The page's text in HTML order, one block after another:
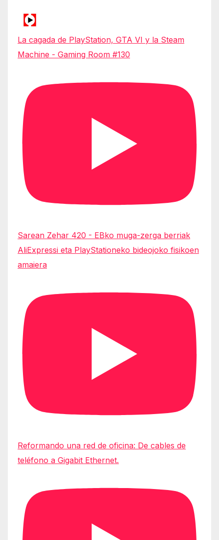
La cagada de PlayStation, GTA VI y la Steam
Machine - Gaming Room #130
Sarean Zehar 420 - EBko muga-zerga berriak
AliExpressi eta PlayStationeko bideojoko fisikoen
amaiera
Reformando una red de oficina: De cables de
teléfono a Gigabit Ethernet.